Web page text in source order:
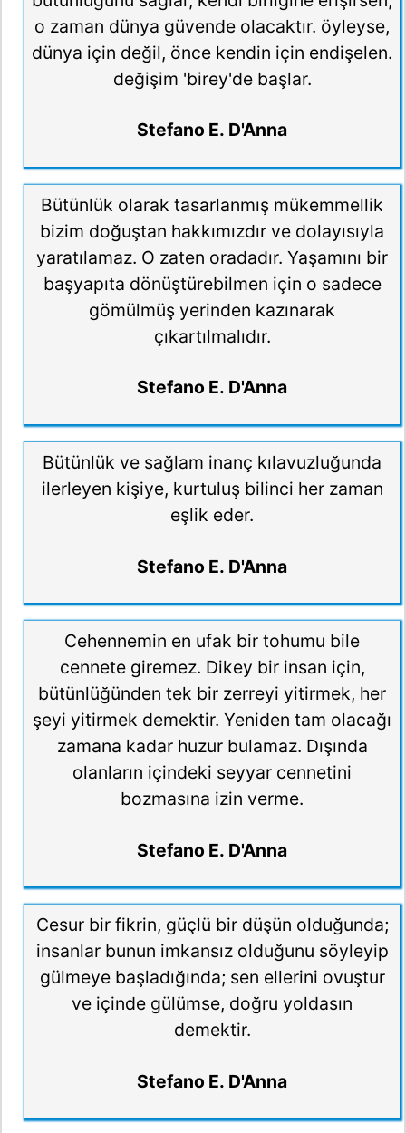
o zaman dünya güvende olacaktır. öyleyse,
dünya için değil, önce kendin için endişelen.
değişim 'birey'de başlar.
Stefano E. D'Anna
Bütünlük olarak tasarlanmış mükemmellik
bizim doğuştan hakkımızdır ve dolayısıyla
yaratılamaz. O zaten oradadır. Yaşamını bir
başyapıta dönüştürebilmen için o sadece
gömülmüş yerinden kazınarak
çıkartılmalıdır.
Stefano E. D'Anna
Bütünlük ve sağlam inanç kılavuzluğunda
ilerleyen kişiye, kurtuluş bilinci her zaman
eşlik eder.
Stefano E. D'Anna
Cehennemin en ufak bir tohumu bile
cennete giremez. Dikey bir insan için,
bütünlüğünden tek bir zerreyi yitirmek, her
şeyi yitirmek demektir. Yeniden tam olacağı
zamana kadar huzur bulamaz. Dışında
olanların içindeki seyyar cennetini
bozmasına izin verme.
Stefano E. D'Anna
Cesur bir fikrin, güçlü bir düşün olduğunda;
insanlar bunun imkansız olduğunu söyleyip
gülmeye başladığında; sen ellerini ovuştur
ve içinde gülümse, doğru yoldasın
demektir.
Stefano E. D'Anna